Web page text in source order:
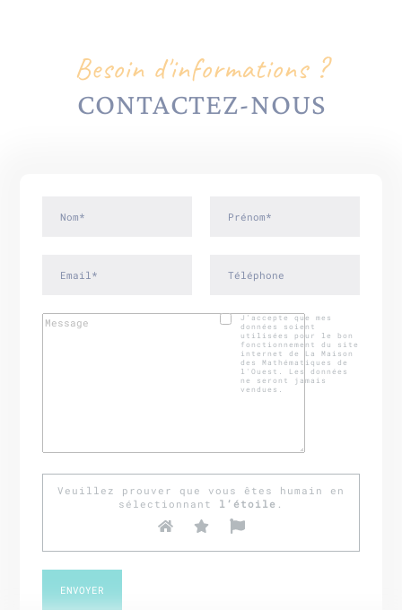
Besoin d'informations ?
CONTACTEZ-NOUS
J’accepte que mes
données soient
utilisées pour le bon
fonctionnement du site
internet de La Maison
des Mathématiques de
l'Ouest. Les données
ne seront jamais
vendues.
Veuillez prouver que vous êtes humain en
sélectionnant
l’étoile .